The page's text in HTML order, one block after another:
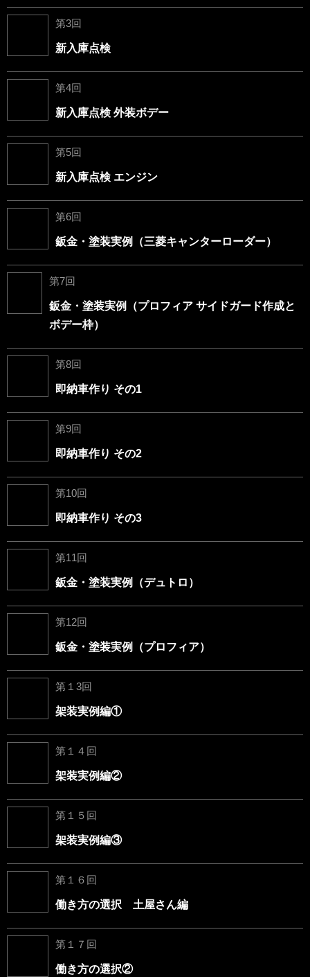
第3回
新入庫点検
第4回
新入庫点検 外装ボデー
第5回
新入庫点検 エンジン
第6回
鈑金・塗装実例（三菱キャンターローダー）
第7回
鈑金・塗装実例（プロフィア サイドガード作成と
ボデー枠）
第8回
即納車作り その1
第9回
即納車作り その2
第10回
即納車作り その3
第11回
鈑金・塗装実例（デュトロ）
第12回
鈑金・塗装実例（プロフィア）
第１3回
架装実例編①
第１４回
架装実例編②
第１５回
架装実例編③
第１６回
働き方の選択 土屋さん編
第１７回
働き方の選択②